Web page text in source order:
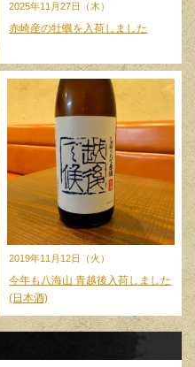
2025年11月27日（木）
赤崎産の牡蠣を入荷しました
2019年11月12日（火）
今年も八海山 青越後入荷しました
(日本酒)